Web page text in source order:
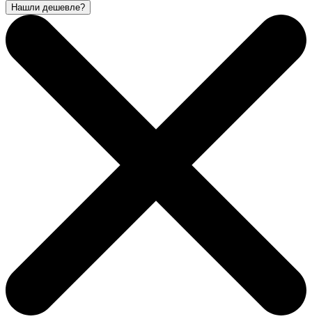
Нашли дешевле?